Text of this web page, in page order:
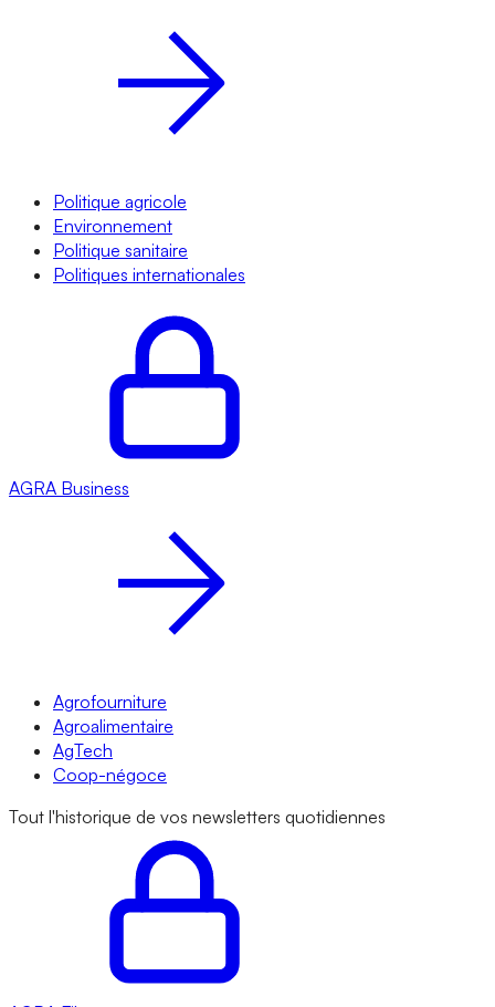
Politique agricole
Environnement
Politique sanitaire
Politiques internationales
AGRA Business
Agrofourniture
Agroalimentaire
AgTech
Coop-négoce
Tout l'historique de vos newsletters quotidiennes